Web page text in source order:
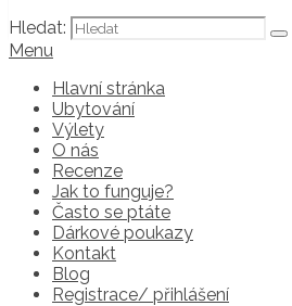
Hledat:
Menu
Hlavní stránka
Ubytování
Výlety
O nás
Recenze
Jak to funguje?
Často se ptáte
Dárkové poukazy
Kontakt
Blog
Registrace/ přihlášení